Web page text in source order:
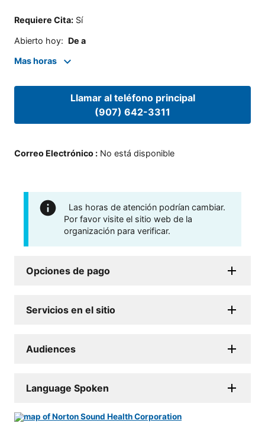
Requiere Cita: Sí
Abierto hoy: De a
Mas horas
Llamar al teléfono principal
(907) 642-3311
Correo Electrónico : No está disponible
Las horas de atención podrían cambiar.
Por favor visite el sitio web de la
organización para verificar.
Opciones de pago
Servicios en el sitio
Audiences
Language Spoken